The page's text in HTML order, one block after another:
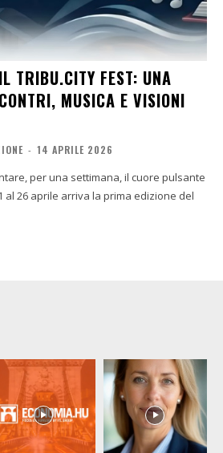
TRIBU.CITY FEST: UNA
MUSICA E VISIONI
- 14 APRILE 2026
per una settimana, il cuore pulsante
al 26 aprile arriva la prima edizione del